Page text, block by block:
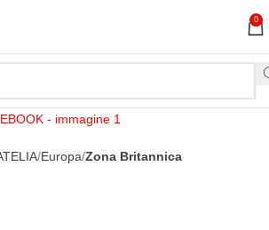
0
Europa Zona Britannica